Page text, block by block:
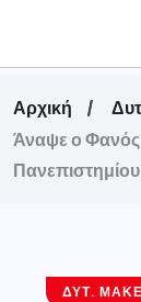
Αρχική
Άναψε ο Φανός
ΔΥΤ.